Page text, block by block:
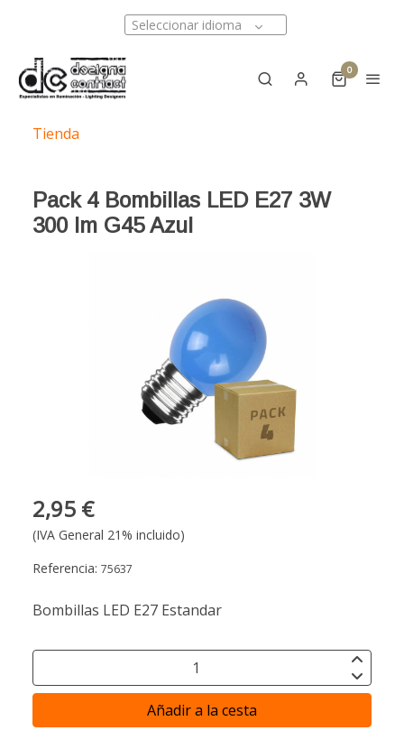
Seleccionar idioma
0
Tienda
Pack 4 Bombillas LED E27 3W
300 lm G45 Azul
2,95 €
(IVA General 21% incluido)
Referencia: 75637
Bombillas LED E27 Estandar
Añadir a la cesta